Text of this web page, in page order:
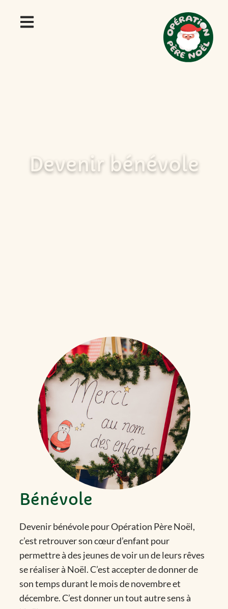
Devenir bénévole
Bénévole
Devenir bénévole pour Opération Père Noël,
c’est retrouver son cœur d’enfant pour
permettre à des jeunes de voir un de leurs rêves
se réaliser à Noël. C’est accepter de donner de
son temps durant le mois de novembre et
décembre. C’est donner un tout autre sens à